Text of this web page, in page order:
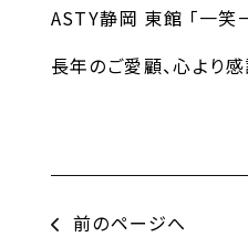
ASTY静岡 東館 「一笑
長年のご愛顧、心より
前のページへ